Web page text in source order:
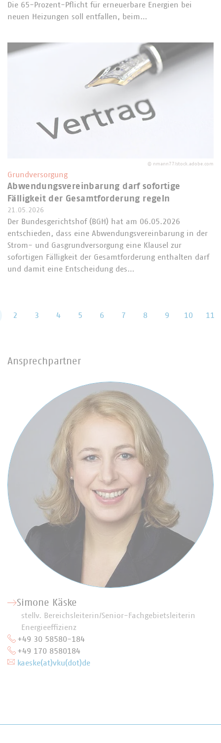
Die 65-Prozent-Pflicht für erneuerbare Energien bei
neuen Heizungen soll entfallen, beim…
© nmann77/stock.adobe.com
Grundversorgung
Abwendungsvereinbarung darf sofortige
Fälligkeit der Gesamtforderung regeln
21.05.2026
Der Bundesgerichtshof (BGH) hat am 06.05.2026
entschieden, dass eine Abwendungsvereinbarung in der
Strom- und Gasgrundversorgung eine Klausel zur
sofortigen Fälligkeit der Gesamtforderung enthalten darf
und damit eine Entscheidung des…
2 3 4 5 6 7 8 9 10 11
Ansprechpartner
Simone Käske
stellv. Bereichsleiterin/Senior-Fachgebietsleiterin
Energieeffizienz
+49 30 58580-184
+49 170 8580184
kaeske(at)vku(dot)de